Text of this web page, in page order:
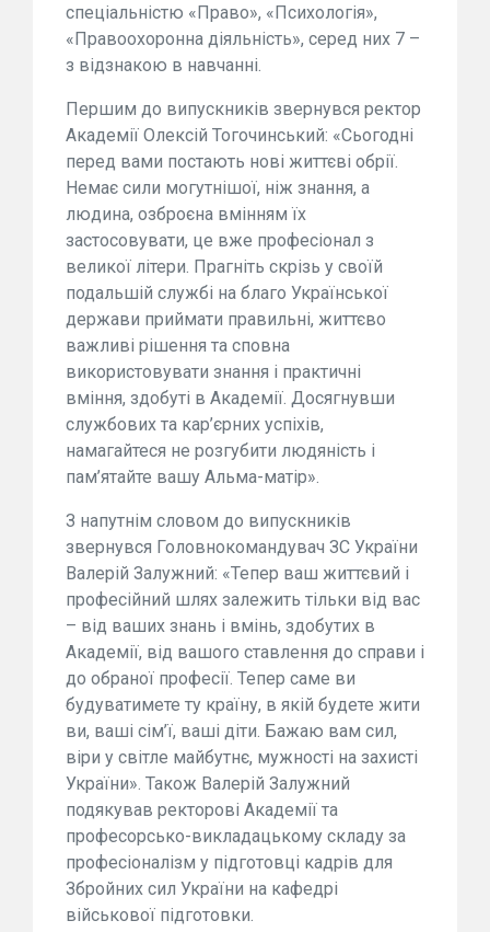
спеціальністю «Право», «Психологія»,
«Правоохоронна діяльність», серед них 7 –
з відзнакою в навчанні.
Першим до випускників звернувся ректор
Академії Олексій Тогочинський: «Сьогодні
перед вами постають нові життєві обрії.
Немає сили могутнішої, ніж знання, а
людина, озброєна вмінням їх
застосовувати, це вже професіонал з
великої літери. Прагніть скрізь у своїй
подальшій службі на благо Української
держави приймати правильні, життєво
важливі рішення та сповна
використовувати знання і практичні
вміння, здобуті в Академії. Досягнувши
службових та кар’єрних успіхів,
намагайтеся не розгубити людяність і
пам’ятайте вашу Альма-матір».
З напутнім словом до випускників
звернувся Головнокомандувач ЗС України
Валерій Залужний: «Тепер ваш життєвий і
професійний шлях залежить тільки від вас
– від ваших знань і вмінь, здобутих в
Академії, від вашого ставлення до справи і
до обраної професії. Тепер саме ви
будуватимете ту країну, в якій будете жити
ви, ваші сім’ї, ваші діти. Бажаю вам сил,
віри у світле майбутнє, мужності на захисті
України». Також Валерій Залужний
подякував ректорові Академії та
професорсько-викладацькому складу за
професіоналізм у підготовці кадрів для
Збройних сил України на кафедрі
військової підготовки.